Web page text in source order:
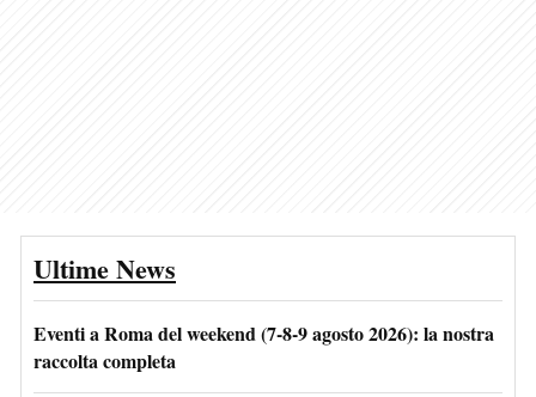
Ultime News
Eventi a Roma del weekend (7-8-9 agosto 2026): la nostra
raccolta completa